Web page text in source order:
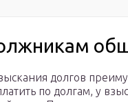
долгов
по долгам, у